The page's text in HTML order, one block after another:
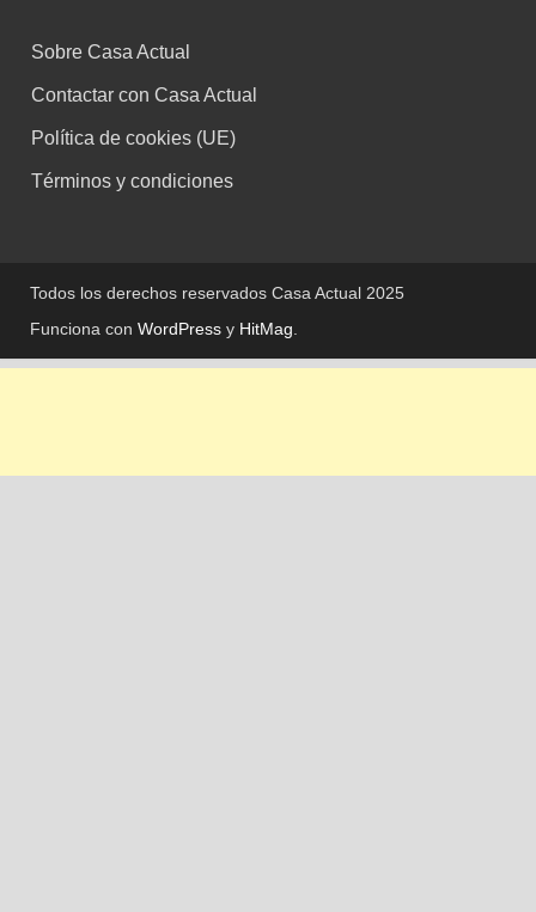
Sobre Casa Actual
Contactar con Casa Actual
Política de cookies (UE)
Términos y condiciones
Todos los derechos reservados Casa Actual 2025
Funciona con WordPress y HitMag